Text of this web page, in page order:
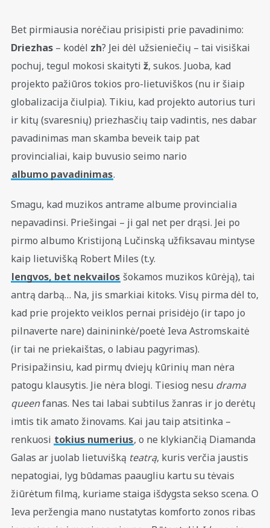
Bet pirmiausia norėčiau prisipisti prie pavadinimo:
Driezhas– kodėl zh? Jei dėl užsieniečių – tai visiškai
pochuj, tegul mokosi skaityti ž, sukos. Juoba, kad
projekto pažiūros tokios pro-lietuviškos (nu ir šiaip
globalizacija čiulpia). Tikiu, kad projekto autorius turi
ir kitų (svaresnių) priezhasčių taip vadintis, nes dabar
pavadinimas man skamba beveik taip pat
provincialiai, kaip buvusio seimo nario
albumo pavadinimas.
Smagu, kad muzikos antrame albume provincialia
nepavadinsi. Priešingai – ji gal net per drąsi. Jei po
pirmo albumo Kristijoną Lučinską užfiksavau mintyse
kaip lietuvišką Robert Miles (t.y.
lengvos, bet nekvailos šokamos muzikos kūrėją), tai
antrą darbą… Na, jis smarkiai kitoks. Visų pirma dėl to,
kad prie projekto veiklos pernai prisidėjo (ir tapo jo
pilnaverte nare) dainininkė/poetė Ieva Astromskaitė
(ir tai ne priekaištas, o labiau pagyrimas).
Prisipažinsiu, kad pirmų dviejų kūrinių man nėra
patogu klausytis. Jie nėra blogi. Tiesiog nesu drama
queenfanas. Nes tai labai subtilus žanras ir jo derėtų
imtis tik amato žinovams. Kai jau taip atsitinka –
renkuosi tokius numerius, o ne klykiančią Diamanda
Galas ar juolab lietuvišką teatrą, kuris verčia jaustis
nepatogiai, lyg būdamas paaugliu kartu su tėvais
žiūrėtum filmą, kuriame staiga išdygsta sekso scena. O
Ieva peržengia mano nustatytas komforto zonos ribas